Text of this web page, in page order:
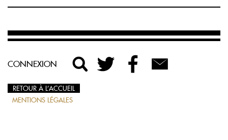
CONNEXION
RETOUR À L’ACCUEIL
MENTIONS LÉGALES